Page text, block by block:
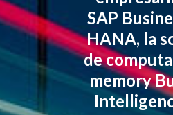
SAP
HANA, la
de
memory